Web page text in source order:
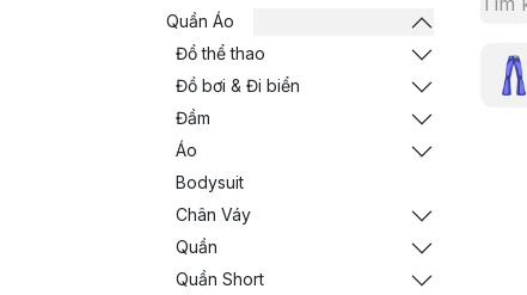
Quần Áo
Đồ thể thao
Đồ bơi & Đi biển
Đầm
Áo
Bodysuit
Chân Váy
Quần
Quần Short